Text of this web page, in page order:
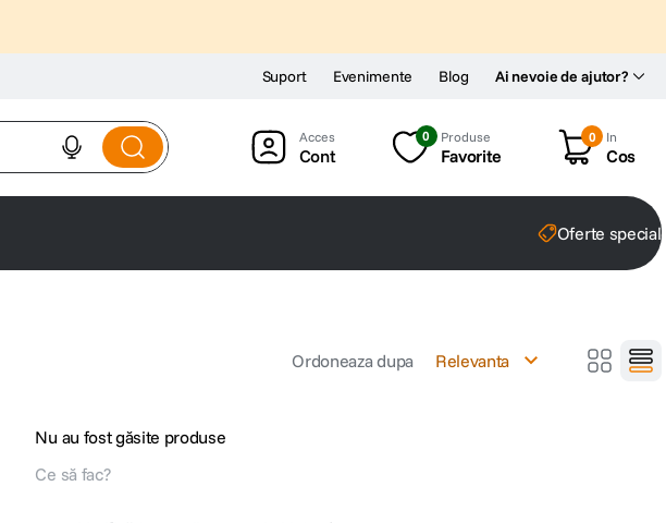
Ai nevoie de ajutor?
Suport Evenimente Blog
Cont
0 Produse
Favorite
0 In
Cos
Oferte
Ordoneaza dupa Relevanta
Nu au fost găsite produse
Ce să fac?